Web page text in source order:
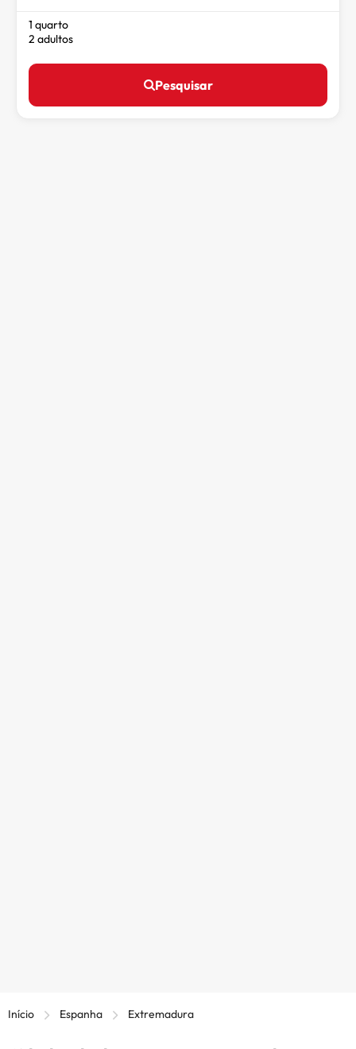
1 quarto
2 adultos
Pesquisar
Início Espanha Extremadura